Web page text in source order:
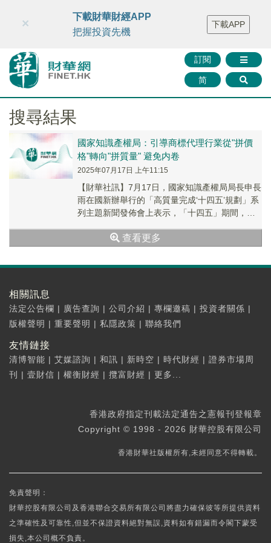
財華智庫網 FINTV FINMETA 財華證券 媒體矩陣
智庫沙龍
聯絡我們
訂閱
简
×
下載財華財經APP
把握投資先機
下載APP
搜尋結果
國家知識產權局：引導商標代理行業從"拼價
格"轉向"拼質量" 避免内卷
2025年07月17日 上午11:15
【財華社訊】7月17日，國家知識產權局局長申長
雨在國新辦舉行的「高質量完成‘十四五’規劃」系
列主題新聞發佈會上表示，「十四五」期間，國
查看更多
相關訊息
法定公告欄 | 廣告查詢 | 公司介紹 | 專欄邀稿 | 投資者關係 |
版權聲明 | 重要聲明 | 私隱政策 | 聯絡我們
友情鏈接
清博智能 | 艾媒諮詢 | 和訊 | 新時空 | 時代財經 | 證券市場周
刊
| 壹財信 | 權衡財經 | 攬富財經 | 更多...
香港政府指定刊載法定通告之憲報刊登報章
Copyright © 1998 - 2026 財華控股有限公司
香港財華社版權所有,未經同意不得轉載。
免責聲明：
財華控股有限公司及香港聯合交易所有限公司將盡力確保彼等所提供資料
之準確性及可靠性,但並不保證資料絕對無誤,資料如有錯漏而令閣下蒙受
損失,本公司概不負責。